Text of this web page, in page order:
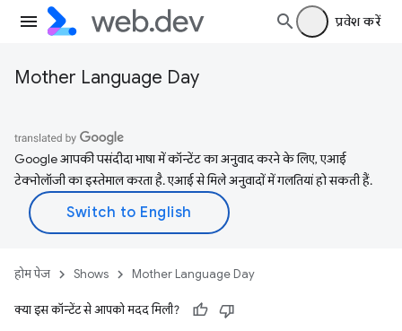
प्रवेश करें
Mother Language Day
Google आपकी पसंदीदा भाषा में कॉन्टेंट का अनुवाद करने के लिए, एआई
टेक्नोलॉजी का इस्तेमाल करता है. एआई से मिले अनुवादों में गलतियां हो सकती हैं.
होम पेज Shows Mother Language Day
क्या इस कॉन्टेंट से आपको मदद मिली?